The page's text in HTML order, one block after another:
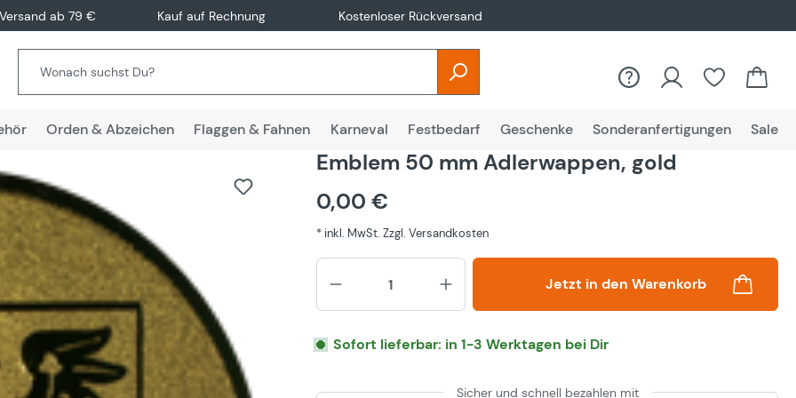
ab 79 € Kauf auf Rechnung Kostenloser Rückversand
Orden & Abzeichen Flaggen & Fahnen Karneval Festbedarf Geschenke Sonderanfertigungen Sale
Emblem 50 mm Adlerwappen, gold
0,00 €
* inkl. MwSt. Zzgl. Versandkosten
Produkt Anzahl: Gib den
Jetzt in den Warenkorb
Sofort lieferbar: in 1-3 Werktagen bei Dir
Sicher und schnell bezahlen mit